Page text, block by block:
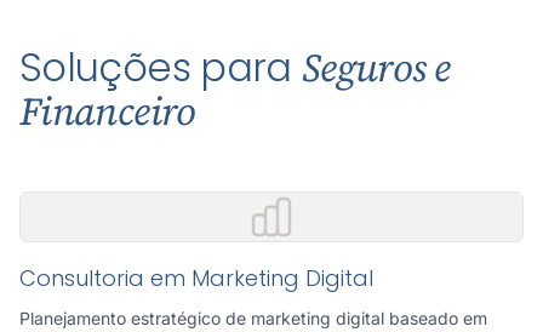
Soluções para Seguros e
Financeiro
Consultoria em Marketing Digital
Planejamento estratégico de marketing digital baseado em